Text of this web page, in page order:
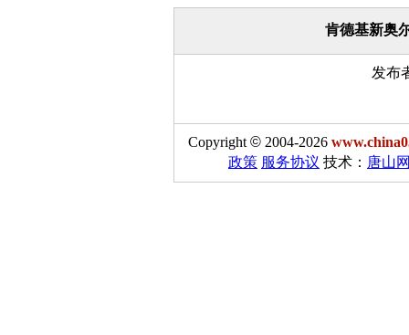
肯德基新奥
发布
Copyright © 2004-2026
政策 服务协议 技术： 唐山